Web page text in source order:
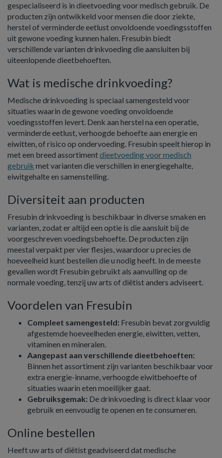
gespecialiseerd is in dieetvoeding voor medisch gebruik. De
producten zijn ontwikkeld voor mensen die door ziekte,
herstel of verminderde eetlust onvoldoende voedingsstoffen
uit gewone voeding kunnen halen. Fresubin biedt
verschillende varianten drinkvoeding die aansluiten bij
uiteenlopende dieetbehoeften.
Wat is medische drinkvoeding?
Medische drinkvoeding is speciaal samengesteld voor
situaties waarin de gewone voeding onvoldoende
voedingsstoffen levert. Denk aan herstel na een operatie,
verminderde eetlust, verhoogde behoefte aan energie en
eiwitten, of risico op ondervoeding. Fresubin speelt hierop in
met een breed assortimentdieetvoeding voor medisch
gebruik met varianten die verschillen in energiegehalte,
eiwitgehalte en samenstelling.
Diversiteit aan producten
Fresubin drinkvoeding is beschikbaar in diverse smaken en
varianten, zodat er altijd een optie is die aansluit bij de
voorgeschreven voedingsbehoefte. De producten zijn
meestal verpakt per vier flesjes, waardoor u precies de
hoeveelheid kunt bestellen die u nodig heeft. In de meeste
gevallen wordt Fresubin gebruikt als aanvulling op de
normale voeding, tenzij uw arts of diëtist anders adviseert.
Voordelen van Fresubin
Compleet samengesteld: Fresubin bevat zorgvuldig
afgestemde hoeveelheden energie, eiwitten, vetten,
vitaminen en mineralen.
Aangepast aan verschillende dieetbehoeften:
Binnen het assortiment zijn varianten beschikbaar voor
extra energie-inname, verhoogde eiwitbehoefte of
situaties waarin eten moeilijker gaat.
Gebruiksgemak: De drinkvoeding is direct klaar voor
gebruik en eenvoudig te openen en te consumeren.
Online bestellen
Heeft uw arts of diëtist geadviseerd dat medische